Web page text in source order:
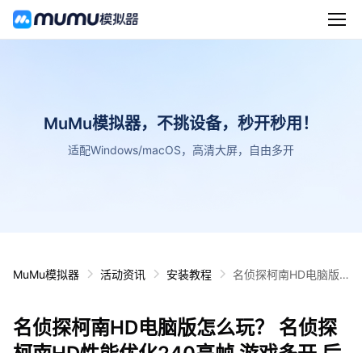
MuMu模拟器，不挑设备，秒开秒用！
适配Windows/macOS，高清大屏，自由多开
MuMu模拟器 活动资讯 安装教程
名侦探柯南HD电脑版
戏多开 后台挂机 按键
设置教程
名侦探柯南HD电脑版怎么玩？ 名侦探